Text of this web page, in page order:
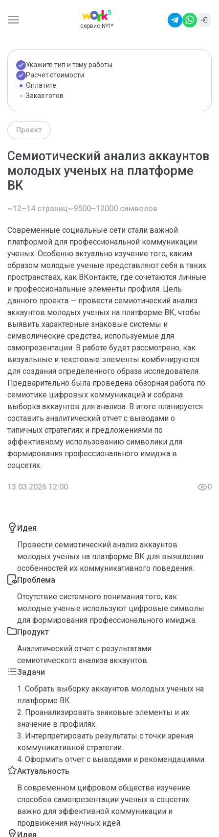
сервис №1 *
Укажите тип и тему работы
Расчет стоимости
Оплатите
Заказ готов
Проект
Семиотический анализ аккаунтов
молодых ученых на платформе
ВК
~12–14 страниц~9500–12000 символов
Современные социальные сети стали важной
платформой для профессиональной коммуникации
ученых. Особенно актуально изучение того, каким
образом молодые ученые представляют себя в таких
пространствах, как ВКонтакте, где сочетаются личные
и профессиональные элементы профиля. Цель
данного проекта — провести семиотический анализ
аккаунтов молодых ученых на платформе ВК, чтобы
выявить характерные знаковые системы и
символические средства, используемые для
самопрезентации. В работе будет рассмотрено, как
визуальные и текстовые элементы комбинируются
для создания определенного образа исследователя.
Предварительно была проведена обзорная работа по
семиотике цифровых коммуникаций и собрана
выборка аккаунтов для анализа. В итоге планируется
составить аналитический отчет с выводами о
типичных стратегиях и предложениями по
эффективному использованию символики для
формирования профессионального имиджа в
соцсетях.
13.03.2026 12:00 0
Идея
Провести семиотический анализ аккаунтов
молодых ученых на платформе ВК для выявления
особенностей их коммуникативного поведения.
Проблема
Отсутствие системного понимания того, как
молодые ученые используют цифровые символы
для формирования профессионального имиджа.
Продукт
Аналитический отчет с результатами
семиотического анализа аккаунтов.
Задачи
1. Собрать выборку аккаунтов молодых ученых на
платформе ВК.
2. Проанализировать знаковые элементы и их
значение в профилях.
3. Интерпретировать результаты с точки зрения
коммуникативной стратегии.
4. Оформить отчет с выводами и рекомендациями.
Актуальность
В современном цифровом обществе изучение
способов самопрезентации ученых в соцсетях
важно для эффективной коммуникации и
продвижения научных идей.
Идея